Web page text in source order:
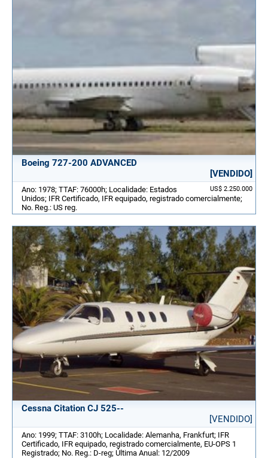
Boeing 727-200 ADVANCED
[VENDIDO]
US$ 2.250.000
Ano: 1978; TTAF: 76000h; Localidade: Estados
Unidos; IFR Certificado, IFR equipado, registrado comercialmente;
No. Reg.: US reg.
Cessna Citation CJ 525--
[VENDIDO]
Ano: 1999; TTAF: 3100h; Localidade: Alemanha, Frankfurt; IFR
Certificado, IFR equipado, registrado comercialmente, EU-OPS 1
Registrado; No. Reg.: D-reg; Última Anual: 12/2009